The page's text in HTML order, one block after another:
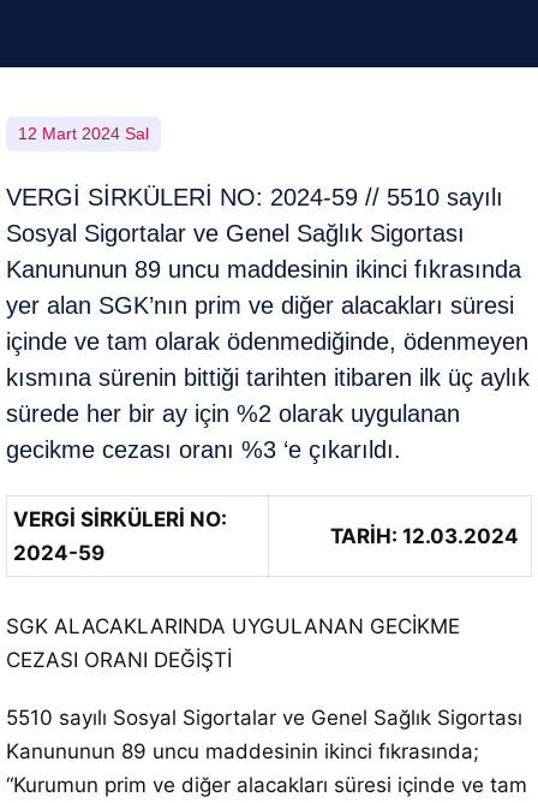
12 Mart 2024 Sal
VERGİ SİRKÜLERİ NO: 2024-59 // 5510 sayılı
Sosyal Sigortalar ve Genel Sağlık Sigortası
Kanununun 89 uncu maddesinin ikinci fıkrasında
yer alan SGK’nın prim ve diğer alacakları süresi
içinde ve tam olarak ödenmediğinde, ödenmeyen
kısmına sürenin bittiği tarihten itibaren ilk üç aylık
sürede her bir ay için %2 olarak uygulanan
gecikme cezası oranı %3 ‘e çıkarıldı.
VERGİ SİRKÜLERİ NO:
2024-59
TARİH: 12.03.2024
SGK ALACAKLARINDA UYGULANAN GECİKME
CEZASI ORANI DEĞİŞTİ
5510 sayılı Sosyal Sigortalar ve Genel Sağlık Sigortası
Kanununun 89 uncu maddesinin ikinci fıkrasında;
“Kurumun prim ve diğer alacakları süresi içinde ve tam